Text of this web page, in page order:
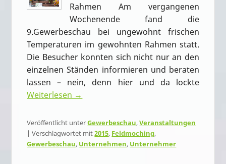
Rahmen Am vergangenen
Wochenende fand die
9.Gewerbeschau bei ungewohnt frischen
Temperaturen im gewohnten Rahmen statt.
Die Besucher konnten sich nicht nur an den
einzelnen Ständen informieren und beraten
lassen – nein, denn hier und da lockte
Weiterlesen →
Veröffentlicht unterGewerbeschau,Veranstaltungen
|Verschlagwortet mit2015, Feldmoching,
Gewerbeschau, Unternehmen, Unternehmer